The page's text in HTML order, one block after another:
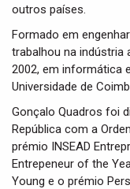
outros países.
Formado em
trabalhou na indústria
2002, em informática
Universidade de
Gonçalo Quadros foi
República com a
prémio INSEAD
Entrepeneur of the
Young e o prémio